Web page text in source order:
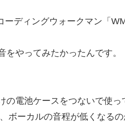
ディングウォークマン「
やってみたかったんです。
電池ケースをつないで使っ
ボーカルの音程が低くなる